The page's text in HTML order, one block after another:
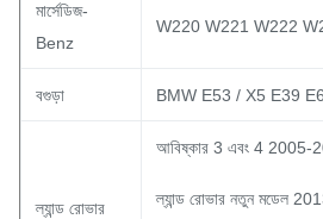
মার্সেডিজ-
Benz
W220 W221 W222
বগুড়া BMW E53 / X5 E39
ল্যান্ড রোভার
আবিষ্কার 3 এবং 4 2005-
ল্যান্ড রোভার নতুন মডেল